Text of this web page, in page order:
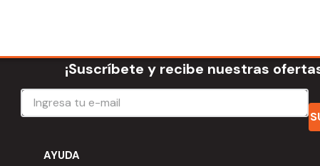
¡Suscríbete y recibe nuestras
AYUDA